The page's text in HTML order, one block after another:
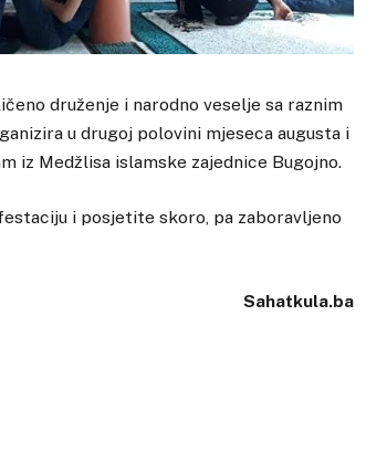
druženje i narodno veselje sa raznim
u drugoj polovini mjeseca augusta i
iz Medžlisa islamske zajednice Bugojno.
i posjetite skoro, pa zaboravljeno
Sahatkula.ba